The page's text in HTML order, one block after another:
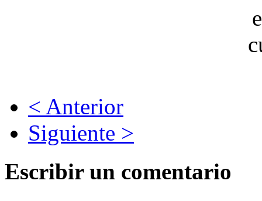
< Anterior
Siguiente >
Escribir un comentario